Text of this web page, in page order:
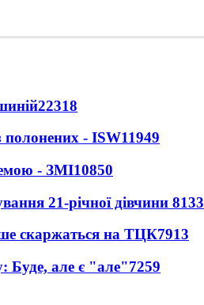
22318
полонених - ISW11949
- ЗМІ10850
21-річної дівчини 8133
скаржаться на ТЦК7913
Буде, але є "але"7259